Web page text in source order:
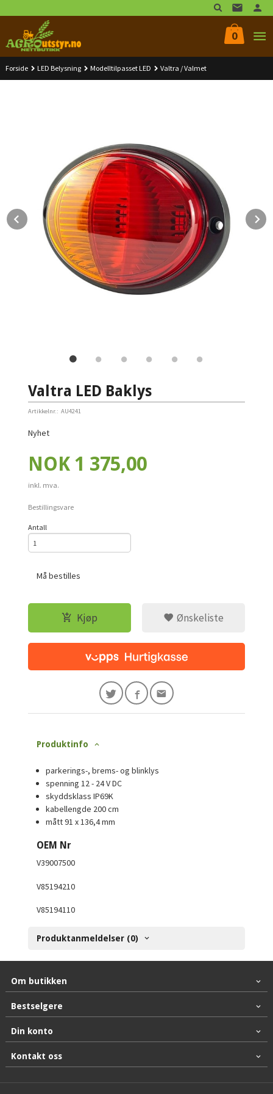
til
innholdet
0
Forside LED Belysning Modelltilpasset LED Valtra / Valmet
Prev
Valtra LED Baklys
Artikkelnr.: AU4241
Nyhet
Pris
NOK 1 375,00
inkl. mva.
Bestillingsvare
Antall
Må bestilles
Kjøp Ønskeliste
Produktinfo
parkerings-, brems- og blinklys
spenning 12 - 24 V DC
skyddsklass IP69K
kabellengde 200 cm
mått 91 x 136,4 mm
OEM Nr
V39007500
V85194210
V85194110
Produktanmeldelser (0)
Om butikken
Bestselgere
Din konto
Kontakt oss